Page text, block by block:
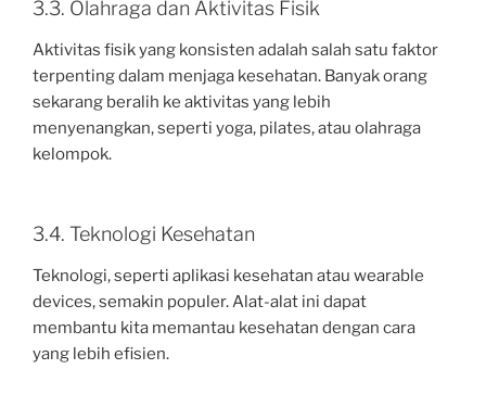
3.3. Olahraga dan Aktivitas Fisik
Aktivitas fisik yang konsisten adalah salah satu faktor
terpenting dalam menjaga kesehatan. Banyak orang
sekarang beralih ke aktivitas yang lebih
menyenangkan, seperti yoga, pilates, atau olahraga
kelompok.
3.4. Teknologi Kesehatan
Teknologi, seperti aplikasi kesehatan atau wearable
devices, semakin populer. Alat-alat ini dapat
membantu kita memantau kesehatan dengan cara
yang lebih efisien.